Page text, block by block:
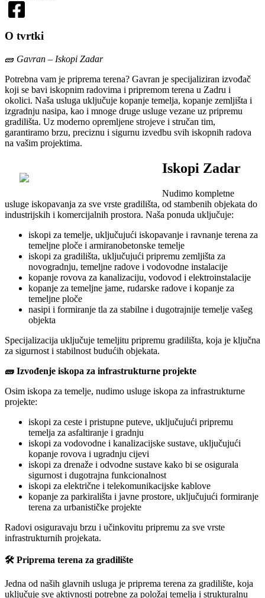
O tvrtki
🧱 Gavran – Iskopi Zadar
Potrebna vam je priprema terena? Gavran je specijaliziran izvođač
koji se bavi iskopnim radovima i pripremom terena u Zadru i
okolici. Naša usluga uključuje kopanje temelja, kopanje zemljišta i
izgradnju nasipa, kao i mnoge druge usluge vezane uz pripremu
gradilišta. Uz moderno opremljene strojeve i stručan tim,
garantiramo brzu, preciznu i sigurnu izvedbu svih iskopnih radova
na vašim projektima.
Iskopi Zadar
Nudimo kompletne
usluge iskopavanja za sve vrste gradilišta, od stambenih objekata do
industrijskih i komercijalnih prostora. Naša ponuda uključuje:
iskopi za temelje, uključujući iskopavanje i ravnanje terena za
temeljne ploče i armiranobetonske temelje
iskopi za gradilišta, uključujući pripremu zemljišta za
novogradnju, temeljne radove i vodovodne instalacije
kopanje rovova za kanalizaciju, vodovod i elektroinstalacije
kopanje za temeljne jame, rudarske radove i kopanje za
temeljne ploče
nasipi i formiranje tla za stabilne i dugotrajnije temelje vašeg
objekta
Specijalizacija uključuje temeljitu pripremu gradilišta, koja je ključna
za sigurnost i stabilnost budućih objekata.
🧱 Izvođenje iskopa za infrastrukturne projekte
Osim iskopa za temelje, nudimo usluge iskopa za infrastrukturne
projekte:
iskopi za ceste i pristupne puteve, uključujući pripremu
temelja za asfaltiranje i gradnju
iskopi za vodovodne i kanalizacijske sustave, uključujući
kopanje rovova i ugradnju cijevi
iskopi za drenaže i odvodne sustave kako bi se osigurala
sigurnost i dugotrajna funkcionalnost
iskopi za električne i telekomunikacijske kablove
kopanje za parkirališta i javne prostore, uključujući formiranje
terena za urbanističke projekte
Radovi osiguravaju brzu i učinkovitu pripremu za sve vrste
infrastrukturnih projekata.
🛠️ Priprema terena za gradilište
Jedna od naših glavnih usluga je priprema terena za gradilište, koja
uključuje sve aktivnosti potrebne za položaj temelja i strukturalnu